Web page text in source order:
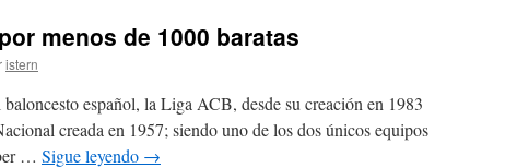
menos de 1000 baratas
istern
español, la Liga ACB, desde su creación en 1983
creada en 1957; siendo uno de los dos únicos equipos
… Sigue leyendo →